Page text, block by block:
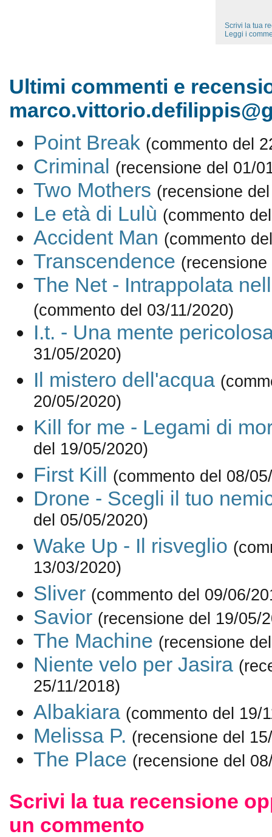
Scrivi la tua
Leggi i
Ultimi commenti e
Point Break (commento del
Criminal (recensione del 01/
Two Mothers (recensione
Le età di Lulù (commento
Accident Man (commento
Transcendence
The Net - Intrappolata
(commento del 03/11/2020)
I.t. - Una mente
31/05/2020)
Il mistero dell'acqua
20/05/2020)
Kill for me - Legami di
del 19/05/2020)
First Kill
(commento del 08/
Drone - Scegli il tuo
del 05/05/2020)
Wake Up - Il risveglio
13/03/2020)
Sliver (commento del 09/06/
Savior (recensione del 19/05/
The Machine (recensione
Niente velo per Jasira
25/11/2018)
Albakiara (commento del 19/
Melissa P. (recensione del
The Place (recensione del
Scrivi la tua recensione
un commento